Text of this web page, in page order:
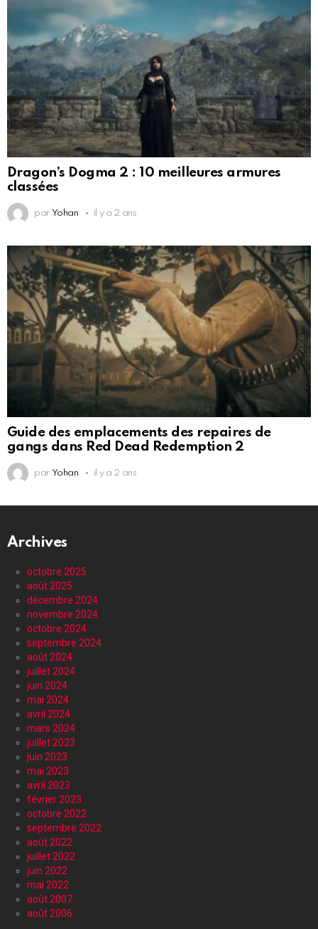
Dragon’s Dogma 2 : 10 meilleures armures
classées
par Yohan il y a 2 ans
Guide des emplacements des repaires de
gangs dans Red Dead Redemption 2
par Yohan il y a 2 ans
Archives
octobre 2025
août 2025
décembre 2024
novembre 2024
octobre 2024
septembre 2024
août 2024
juillet 2024
juin 2024
mai 2024
avril 2024
mars 2024
juillet 2023
juin 2023
mai 2023
avril 2023
février 2023
octobre 2022
septembre 2022
août 2022
juillet 2022
juin 2022
mai 2022
août 2007
août 2006